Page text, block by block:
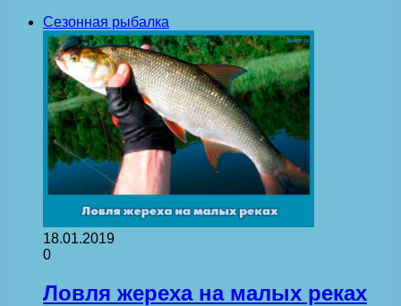
Сезонная рыбалка
18.01.2019
0
Ловля жереха на малых реках